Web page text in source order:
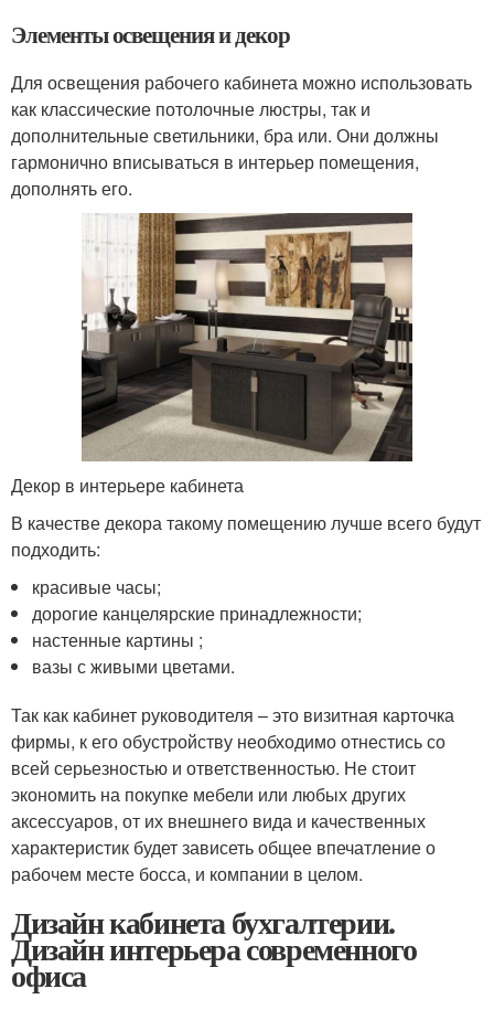
Элементы освещения и декор
Для освещения рабочего кабинета можно использовать
как классические потолочные люстры, так и
дополнительные светильники, бра или. Они должны
гармонично вписываться в интерьер помещения,
дополнять его.
Декор в интерьере кабинета
В качестве декора такому помещению лучше всего будут
подходить:
красивые часы;
дорогие канцелярские принадлежности;
настенные картины ;
вазы с живыми цветами.
Так как кабинет руководителя – это визитная карточка
фирмы, к его обустройству необходимо отнестись со
всей серьезностью и ответственностью. Не стоит
экономить на покупке мебели или любых других
аксессуаров, от их внешнего вида и качественных
характеристик будет зависеть общее впечатление о
рабочем месте босса, и компании в целом.
Дизайн кабинета бухгалтерии.
Дизайн интерьера современного
офиса